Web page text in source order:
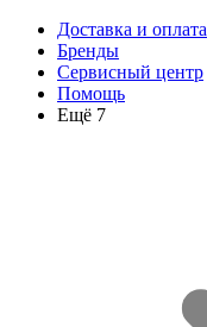
Доставка и оплата
Бренды
Сервисный центр
Помощь
Ещё 7